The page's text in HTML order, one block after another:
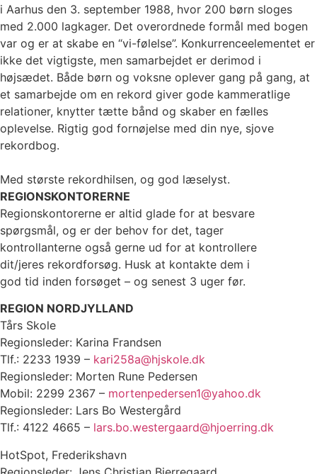
i Aarhus den 3. september 1988, hvor 200 børn sloges
med 2.000 lagkager. Det overordnede formål med bogen
var og er at skabe en “vi-følelse”. Konkurrenceelementet er
ikke det vigtigste, men samarbejdet er derimod i
højsædet. Både børn og voksne oplever gang på gang, at
et samarbejde om en rekord giver gode kammeratlige
relationer, knytter tætte bånd og skaber en fælles
oplevelse. Rigtig god fornøjelse med din nye, sjove
rekordbog.
Med største rekordhilsen, og god læselyst.
REGIONSKONTORERNE
Regionskontorerne er altid glade for at besvare
spørgsmål, og er der behov for det, tager
kontrollanterne også gerne ud for at kontrollere
dit/jeres rekordforsøg. Husk at kontakte dem i
god tid inden forsøget – og senest 3 uger før.
REGION NORDJYLLAND
Tårs Skole
Regionsleder: Karina Frandsen
Tlf.: 2233 1939 – kari258a@hjskole.dk
Regionsleder: Morten Rune Pedersen
Mobil: 2299 2367 – mortenpedersen1@yahoo.dk
Regionsleder: Lars Bo Westergård
Tlf.: 4122 4665 – lars.bo.westergaard@hjoerring.dk
HotSpot, Frederikshavn